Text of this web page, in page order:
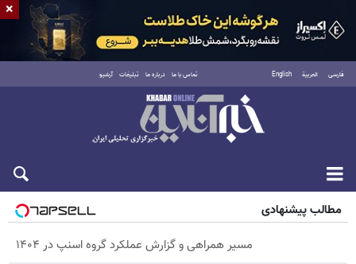
فارسی العربية English تماس با ما درباره ما تبلیغات آرشیو
شنبه ۱۷ مرداد ۱۴۰۵
مطالب پیشنهادی
مسیر همراهی و گزارش عملکرد گروه اسنپ در ۱۴۰۴
×